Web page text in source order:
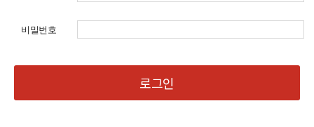
비밀번호
로그인